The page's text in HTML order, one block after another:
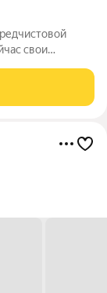
свои
детские